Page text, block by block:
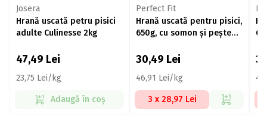
Josera
Hrană uscată petru pisici
adulte Culinesse 2kg
47,49 Lei
23,75 Lei/kg
Adaugă în coș
Perfect Fit
Hrană uscată pentru pisici,
650g, cu somon și pește
30,49 Lei
46,91 Lei/kg
3 x 28,97 Lei